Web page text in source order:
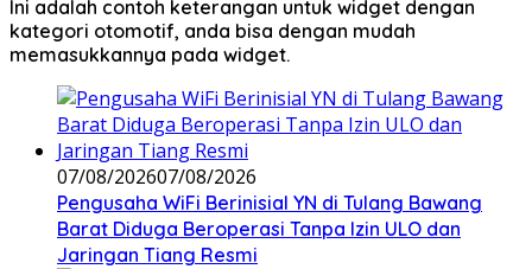
Ini adalah contoh keterangan untuk widget dengan
kategori otomotif, anda bisa dengan mudah
memasukkannya pada widget.
07/08/202607/08/2026
Pengusaha WiFi Berinisial YN di Tulang Bawang
Barat Diduga Beroperasi Tanpa Izin ULO dan
Jaringan Tiang Resmi